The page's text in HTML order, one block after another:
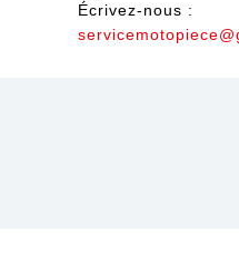
Écrivez-nous :